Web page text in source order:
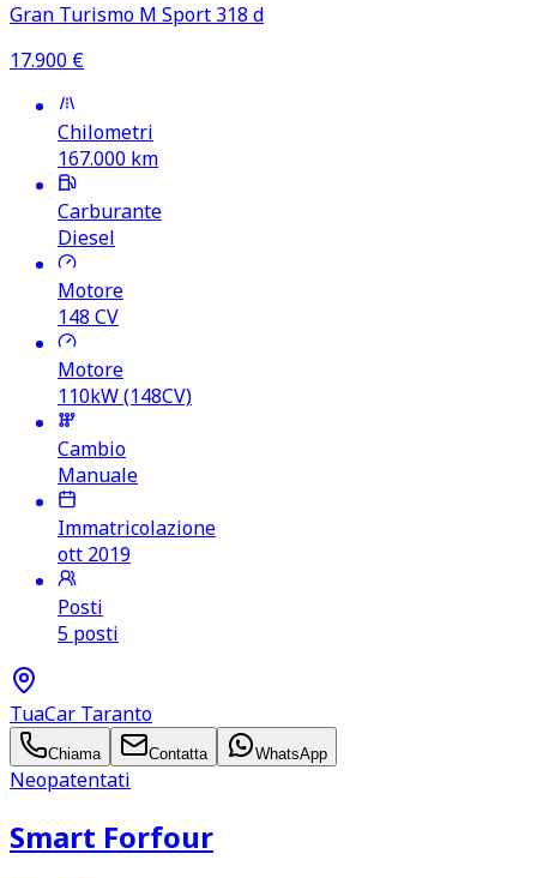
Gran Turismo M Sport 318 d
17.900 €
Chilometri
167.000 km
Carburante
Diesel
Motore
148 CV
Motore
110kW (148CV)
Cambio
Manuale
Immatricolazione
ott 2019
Posti
5 posti
TuaCar Taranto
Chiama Contatta WhatsApp
Neopatentati
Smart Forfour